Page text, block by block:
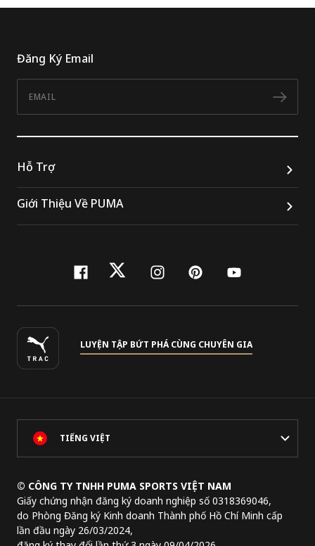
Đăng Ký Email
Hỗ Trợ
Giới Thiệu Về PUMA
facebook
twitterinstagram
pinterest
youtube
LUYỆN TẬP BỨT PHÁ CÙNG CHUYÊN GIA
TIẾNG VIỆT
© CÔNG TY TNHH PUMA SPORTS VIỆT NAM
Giấy chứng nhận đăng ký doanh nghiệp số 0318369046,
do Phòng Đăng ký Kinh doanh Thành phố Hồ Chí Minh cấp
lần đầu ngày 26/03/2024,